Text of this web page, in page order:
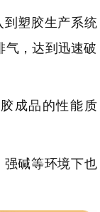
到塑胶生产系统
气，达到迅速破
成品的性能质
强碱等环境下也